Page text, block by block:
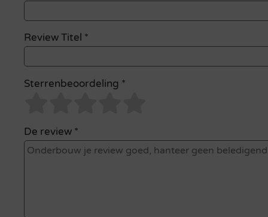
Review Titel *
Sterrenbeoordeling *
De review *